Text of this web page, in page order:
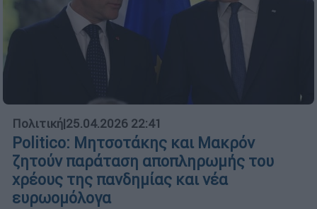
Πολιτική|25.04.2026 22:41
Politico: Μητσοτάκης και Μακρόν
ζητούν παράταση αποπληρωμής του
χρέους της πανδημίας και νέα
ευρωομόλογα